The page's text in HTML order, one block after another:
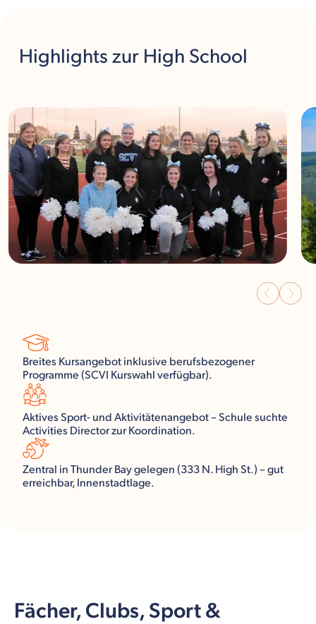
Highlights zur High School
Breites Kursangebot inklusive berufsbezogener
Programme (SCVI Kurswahl verfügbar).
Aktives Sport‑ und Aktivitätenangebot – Schule suchte
Activities Director zur Koordination.
Zentral in Thunder Bay gelegen (333 N. High St.) – gut
erreichbar, Innenstadtlage.
Fächer, Clubs, Sport &